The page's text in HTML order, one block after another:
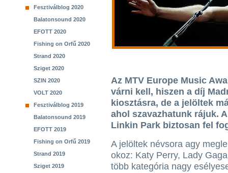
Fesztiválblog 2020
Balatonsound 2020
EFOTT 2020
Fishing on Orfű 2020
Strand 2020
Sziget 2020
SZIN 2020
VOLT 2020
Fesztiválblog 2019
Balatonsound 2019
EFOTT 2019
Fishing on Orfű 2019
Strand 2019
Sziget 2019
Az MTV Europe Music
várni kell, hiszen a díj
kiosztásra, de a jelöltek
ahol szavazhatunk rájuk.
Linkin Park biztosan fel
A jelöltek névsora agy
okoz: Katy Perry, Lady
több kategória nagy